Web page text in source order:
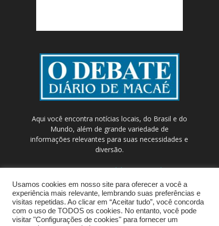
Aqui você encontra notícias locais, do Brasil e do
Mundo, além de grande variedade de
informações relevantes para suas necessidades e
diversão.
Contato:contato@odebateon.com.br /
comercia@odebateon.com.br
Usamos cookies em nosso site para oferecer a você a
experiência mais relevante, lembrando suas preferências e
visitas repetidas. Ao clicar em “Aceitar tudo”, você concorda
com o uso de TODOS os cookies. No entanto, você pode
visitar "Configurações de cookies" para fornecer um